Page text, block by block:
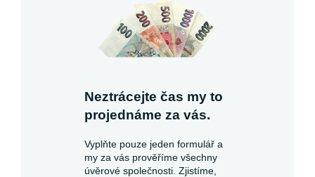
Neztrácejte čas my to
projednáme za vás.
Vyplňte pouze jeden formulář a
my za vás prověříme všechny
úvěrové společnosti. Zjistíme,